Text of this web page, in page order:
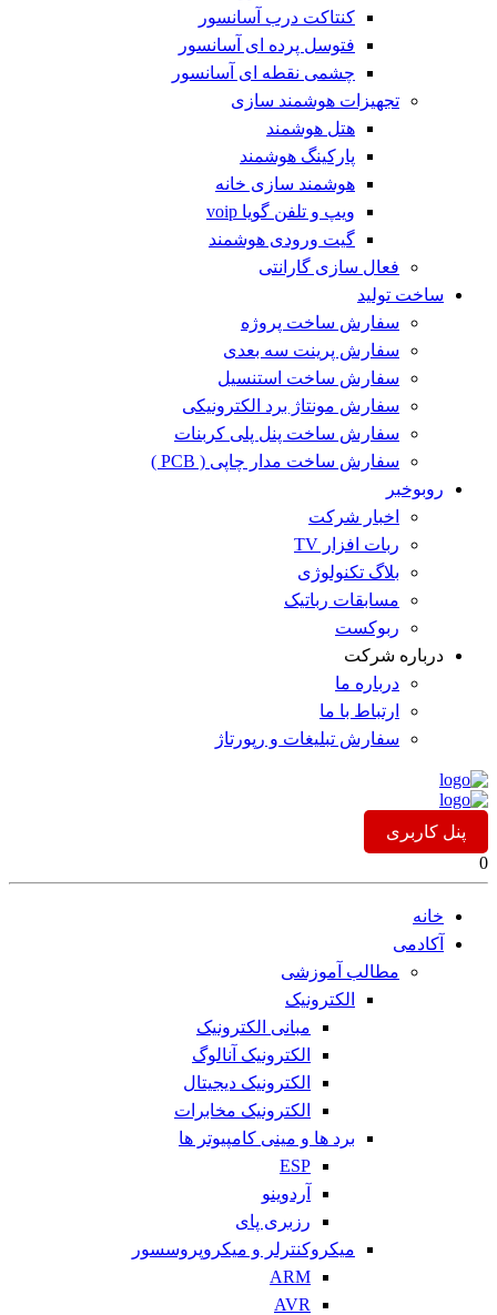
کنتاکت درب آسانسور
فتوسل پرده ای آسانسور
چشمی نقطه ای آسانسور
تجهیزات هوشمند سازی
هتل هوشمند
پارکینگ هوشمند
هوشمند سازی خانه
ویپ و تلفن گویا voip
گیت ورودی هوشمند
فعال سازی گارانتی
ساخت تولید
سفارش ساخت پروژه
سفارش پرینت سه بعدی
سفارش ساخت استنسیل
سفارش مونتاژ برد الکترونیکی
سفارش ساخت پنل پلی کربنات
سفارش ساخت مدار چاپی ( PCB )
روبوخبر
اخبار شرکت
ربات افزار TV
بلاگ تکنولوژی
مسابقات رباتیک
ربوکست
درباره شرکت
درباره ما
ارتباط با ما
سفارش تبلیغات و رپورتاژ
پنل کاربری
0
خانه
آکادمی
مطالب آموزشی
الکترونیک
مبانی الکترونیک
الکترونیک آنالوگ
الکترونیک دیجیتال
الکترونیک مخابرات
برد ها و مینی کامپیوتر ها
ESP
آردوینو
رزبری پای
میکروکنترلر و میکروپروسسور
ARM
AVR